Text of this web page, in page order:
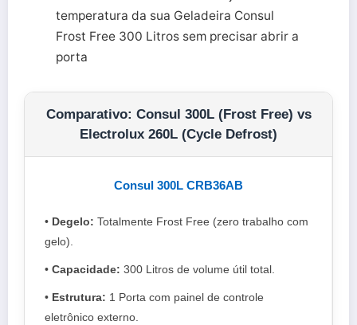
temperatura da sua Geladeira Consul
Frost Free 300 Litros sem precisar abrir a
porta
Comparativo: Consul 300L (Frost Free) vs
Electrolux 260L (Cycle Defrost)
Consul 300L CRB36AB
• Degelo: Totalmente Frost Free (zero trabalho com
gelo).
• Capacidade: 300 Litros de volume útil total.
• Estrutura: 1 Porta com painel de controle
eletrônico externo.